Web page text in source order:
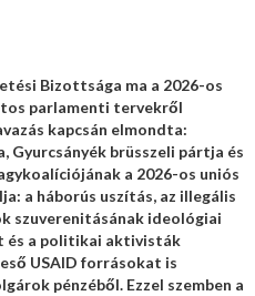
Bizottsága ma a 2026-os
parlamenti tervekről
kapcsán elmondta:
Gyurcsányék brüsszeli pártja és
a 2026-os uniós
a háborús uszítás, az illegális
szuverenitásának ideológiai
és a politikai aktivisták
USAID forrásokat is
pénzéből. Ezzel szemben a